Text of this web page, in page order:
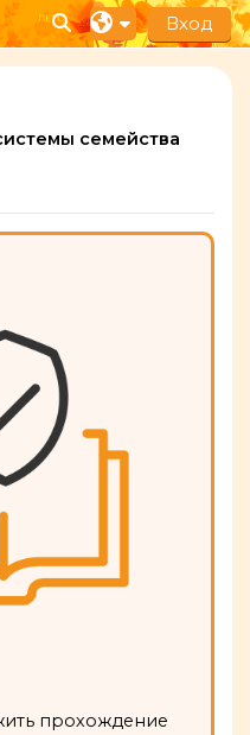
Изменить данные
Вход
семейства
прохождение